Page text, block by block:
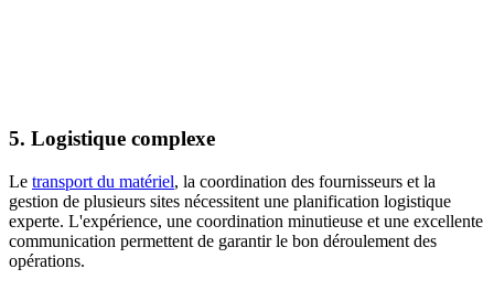
5. Logistique complexe
Le transport du matériel, la coordination des fournisseurs et la
gestion de plusieurs sites nécessitent une planification logistique
experte. L'expérience, une coordination minutieuse et une excellente
communication permettent de garantir le bon déroulement des
opérations.